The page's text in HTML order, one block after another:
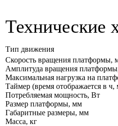
Технические
Тип движения
Скорость вращения платформы,
Амплитуда вращения
Максимальная нагрузка на
Таймер (время отображается в ч,
Потребляемая мощность, Вт
Размер платформы, мм
Габаритные размеры, мм
Масса, кг